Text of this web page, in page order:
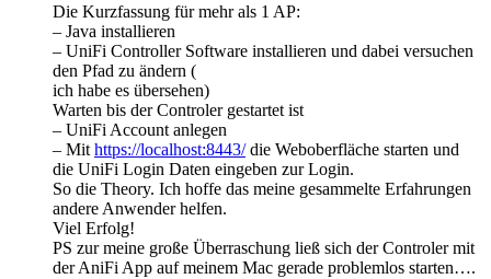
Die Kurzfassung für mehr als 1 AP:
– Java installieren
– UniFi Controller Software installieren und dabei versuchen
den Pfad zu ändern (
ich habe es übersehen)
Warten bis der Controler gestartet ist
– UniFi Account anlegen
– Mithttps://localhost:8443/die Weboberfläche starten und
die UniFi Login Daten eingeben zur Login.
So die Theory. Ich hoffe das meine gesammelte Erfahrungen
andere Anwender helfen.
Viel Erfolg!
PS zur meine große Überraschung ließ sich der Controler mit
der AniFi App auf meinem Mac gerade problemlos starten….